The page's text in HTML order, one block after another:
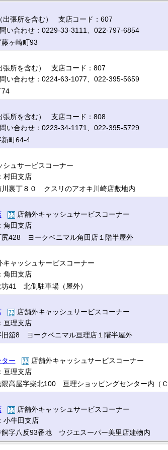
出張所を含む） 支店コード：607
い合わせ：0229-33-3111、022-797-6854
ヶ崎町93
張所を含む） 支店コード：807
い合わせ：0224-63-1077、022-395-5659
74
張所を含む） 支店コード：808
い合わせ：0223-34-1171、022-395-5729
町64-4
シュサービスコーナー
村田支店
川裏丁８０ クスリのアオキ川崎店敷地内
店舗外キャッシュサービスコーナー
角田支店
尻428 ヨークベニマル角田店１階半屋外
キャッシュサービスコーナー
角田支店
41 北側駐車場（屋外）
店舗外キャッシュサービスコーナー
亘理支店
旧舘8 ヨークベニマル亘理店１階半屋外
ー
店舗外キャッシュサービスコーナー
亘理支店
高屋字柴北100 亘理ショッピングセンター内（Ｃ
店舗外キャッシュサービスコーナー
小牛田支店
飼字八反93番地 ウジエスーパー美里店建物内